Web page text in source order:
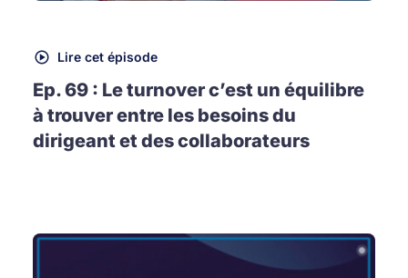
Lire cet épisode
Ep. 69 : Le turnover c’est un équilibre
à trouver entre les besoins du
dirigeant et des collaborateurs